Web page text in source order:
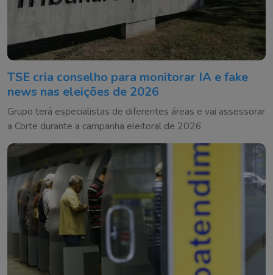
TSE cria conselho para monitorar IA e fake
news nas eleições de 2026
Grupo terá especialistas de diferentes áreas e vai assessorar
a Corte durante a campanha eleitoral de 2026